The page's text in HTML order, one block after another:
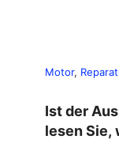
Motor,
Ist der
lesen Sie,